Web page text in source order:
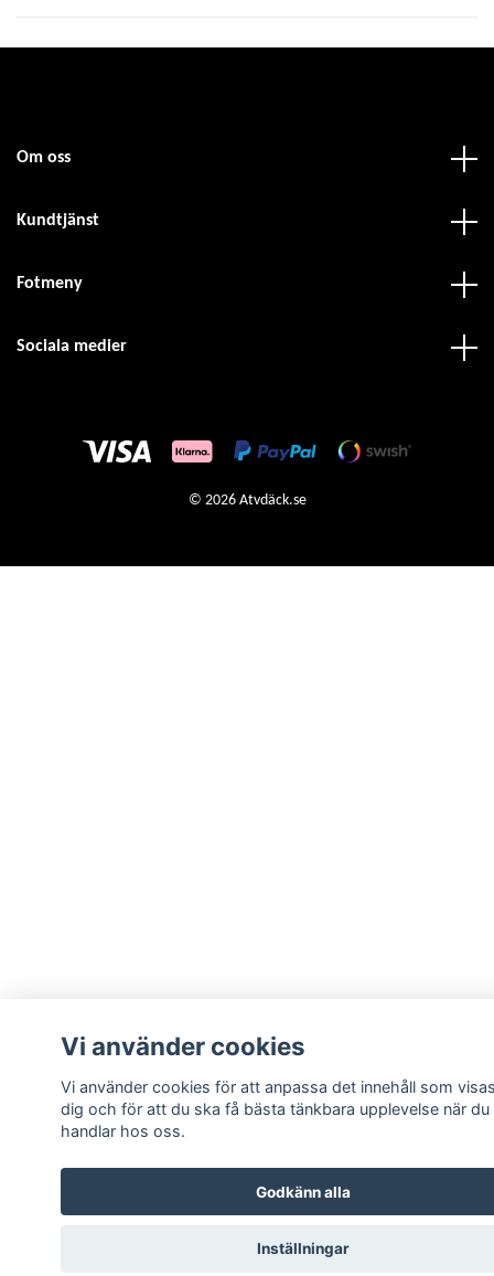
Om oss
Kundtjänst
Fotmeny
Sociala medier
© 2026 Atvdäck.se
Vi använder cookies
Vi använder cookies för att anpassa det innehåll som
dig och för att du ska få bästa tänkbara upplevelse när du
handlar hos oss.
Godkänn alla
Inställningar